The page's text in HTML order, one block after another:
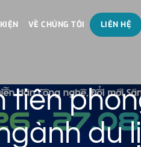
VỀ CHÚNG TÔI LIÊN HỆ
tiên
du